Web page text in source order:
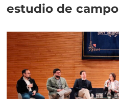
estudio de campo